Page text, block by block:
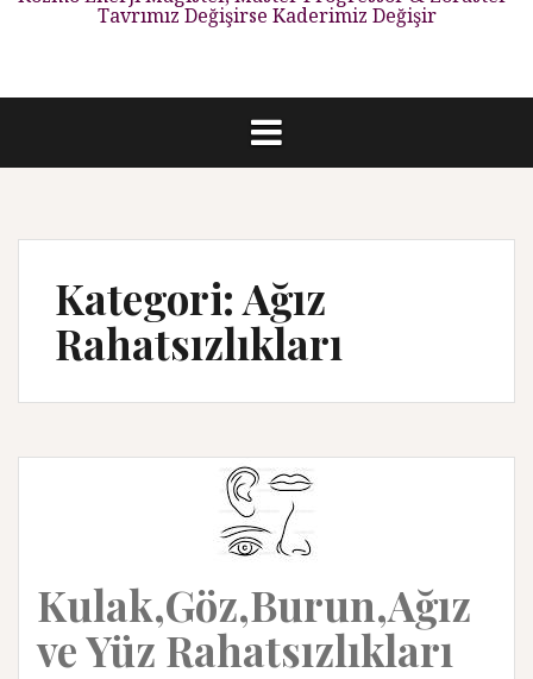
Tavrımız Değişirse Kaderimiz Değişir
Kategori: Ağız
Rahatsızlıkları
Kulak,Göz,Burun,Ağız
ve Yüz Rahatsızlıkları